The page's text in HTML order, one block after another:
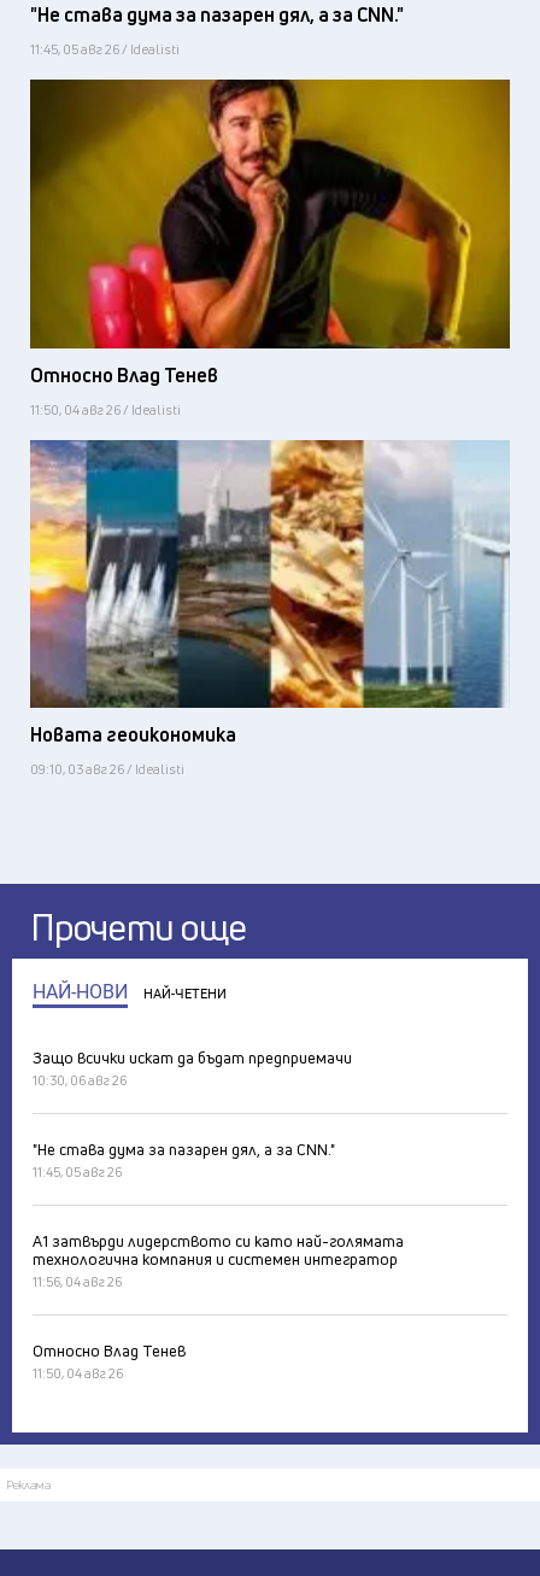
"Не става дума за пазарен дял, а за CNN."
11:45, 05 авг 26 / Idealisti
Относно Влад Тенев
11:50, 04 авг 26 / Idealisti
Новата геоикономика
09:10, 03 авг 26 / Idealisti
Прочети още
НАЙ-НОВИ НАЙ-ЧЕТЕНИ
Защо всички искат да бъдат предприемачи
10:30, 06 авг 26
"Не става дума за пазарен дял, а за CNN."
11:45, 05 авг 26
А1 затвърди лидерството си като най-голямата
технологична компания и системен интегратор
11:56, 04 авг 26
Относно Влад Тенев
11:50, 04 авг 26
Реклама